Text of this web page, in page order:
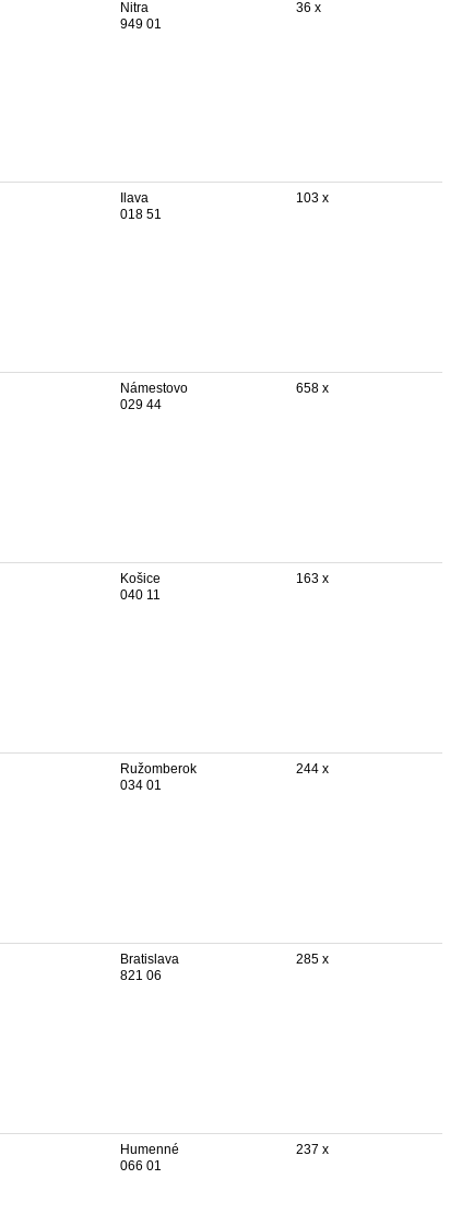
Nitra
949 01
36 x
Ilava
018 51
103 x
Námestovo
029 44
658 x
Košice
040 11
163 x
Ružomberok
034 01
244 x
Bratislava
821 06
285 x
Humenné
066 01
237 x